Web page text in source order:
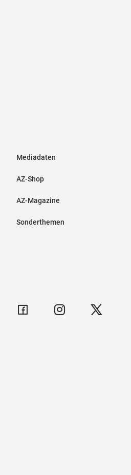
Mediadaten
AZ-Shop
AZ-Magazine
Sonderthemen